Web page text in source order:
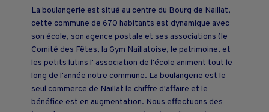
La boulangerie est situé au centre du Bourg de Naillat,
cette commune de 670 habitants est dynamique avec
son école, son agence postale et ses associations (le
Comité des Fêtes, la Gym Naillatoise, le patrimoine, et
les petits lutins l' association de l'école animent tout le
long de l'année notre commune. La boulangerie est le
seul commerce de Naillat le chiffre d'affaire et le
bénéfice est en augmentation. Nous effectuons des